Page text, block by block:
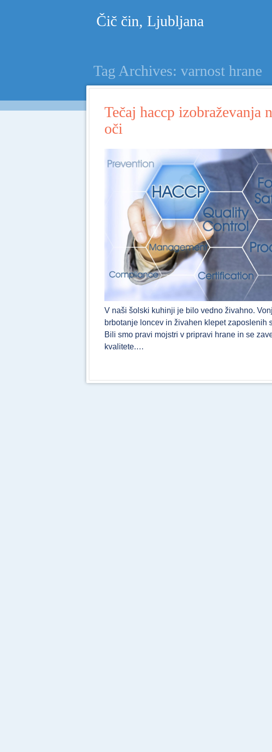
Čič čin, Ljubljana
Tag Archives: varnost hrane
Tečaj haccp izobraževanja
oči
V naši šolski kuhinji je bilo vedno živahno.
brbotanje loncev in živahen klepet zaposlenih
Bili smo pravi mojstri v pripravi hrane in se
kvalitete.…